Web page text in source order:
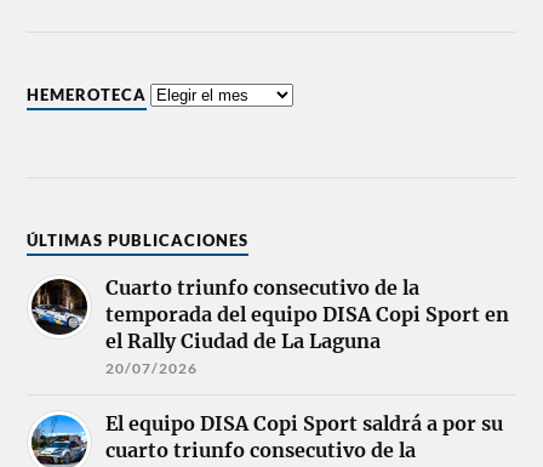
HEMEROTECA
ÚLTIMAS PUBLICACIONES
Cuarto triunfo consecutivo de la
temporada del equipo DISA Copi Sport en
el Rally Ciudad de La Laguna
20/07/2026
El equipo DISA Copi Sport saldrá a por su
cuarto triunfo consecutivo de la